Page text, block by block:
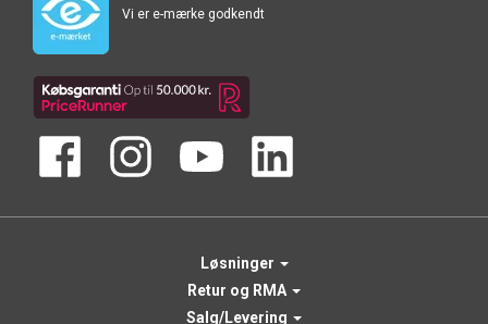
Vi er e-mærke godkendt
Løsninger
Retur og RMA
Salg/Levering